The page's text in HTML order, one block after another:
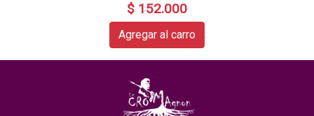
$ 152.000
Agregar al carro